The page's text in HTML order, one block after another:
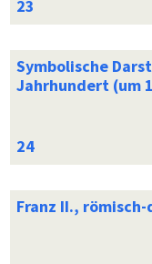
Symbolische
Jahrhundert (um
Franz II.,